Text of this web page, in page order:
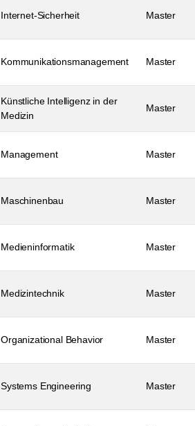
Internet-Sicherheit Master
Kommunikationsmanagement Master
Künstliche Intelligenz in der
Medizin
Master
Management Master
Maschinenbau Master
Medieninformatik Master
Medizintechnik Master
Organizational Behavior Master
Systems Engineering Master